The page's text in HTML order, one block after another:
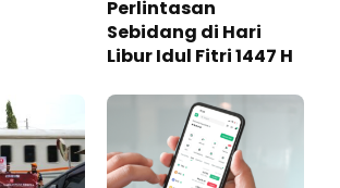
Perlintasan
Sebidang di Hari
Libur Idul Fitri 1447 H